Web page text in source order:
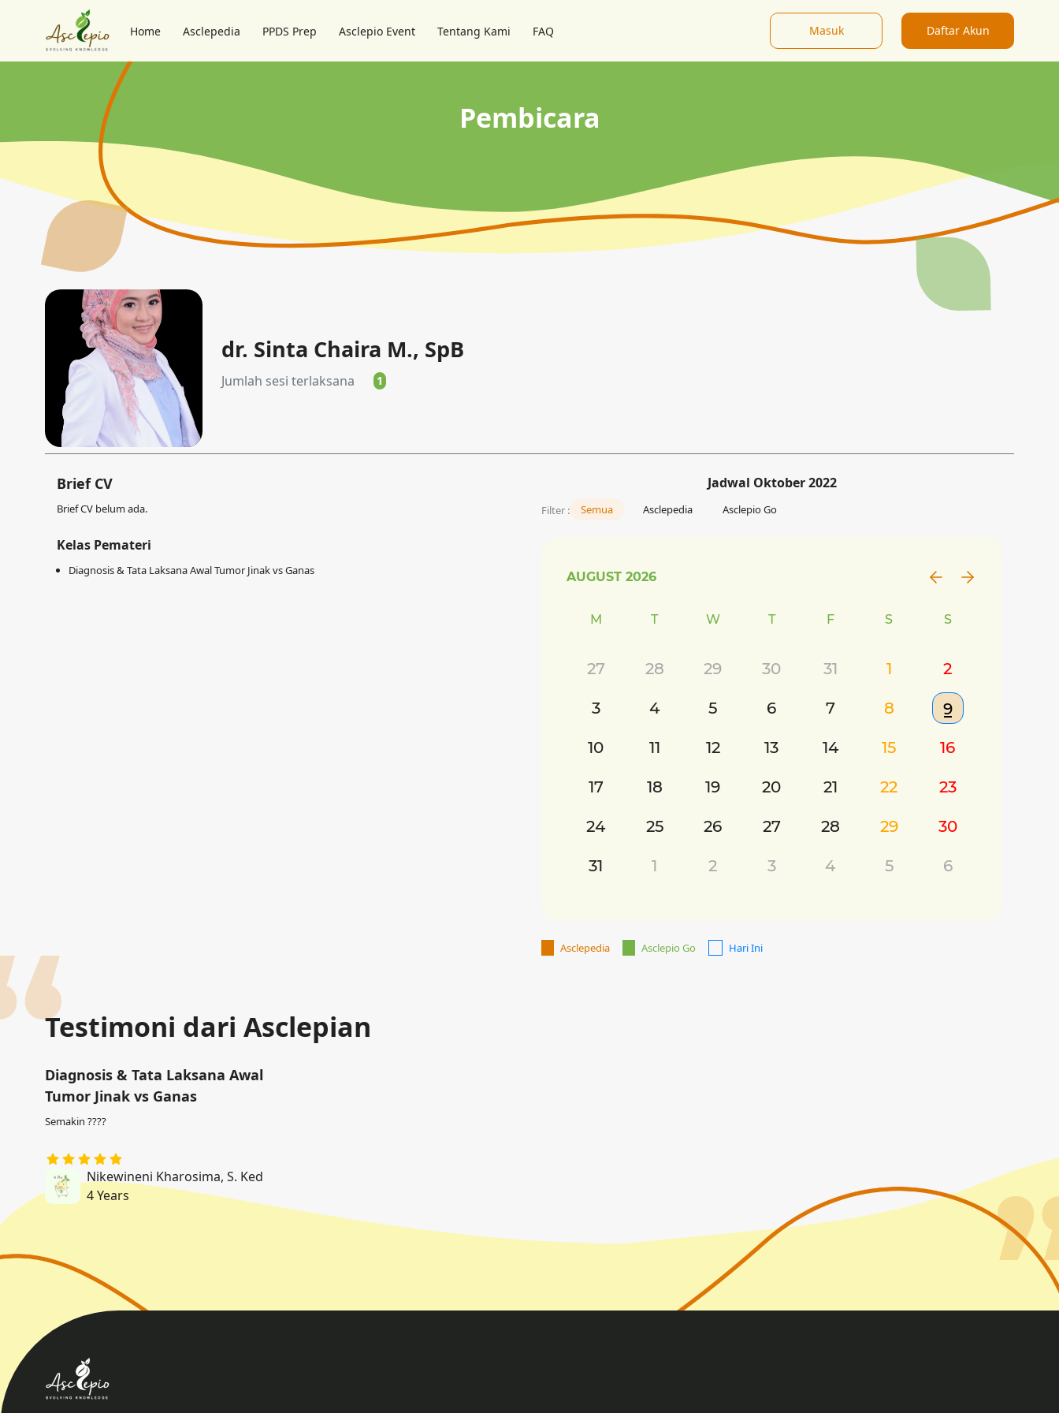
Home Asclepedia PPDS Prep Asclepio Event Tentang Kami FAQ Masuk Daftar Akun
Pembicara
dr. Sinta Chaira M., SpB
Jumlah sesi terlaksana 1
Brief CV
Brief CV belum ada.
Kelas Pemateri
Diagnosis & Tata Laksana Awal Tumor Jinak vs Ganas
Jadwal Oktober 2022
AUGUST 2026
M T W T F S S
27 28 29 30 31 1 2
3 4 5 6 7 8 9
10 11 12 13 14 15 16
17 18 19 20 21 22 23
24 25 26 27 28 29 30
31 1 2 3 4 5 6
Asclepedia Asclepio Go Hari Ini
Filter : Semua Asclepedia Asclepio Go
Testimoni dari Asclepian
Diagnosis & Tata Laksana Awal
Tumor Jinak vs Ganas
Semakin ????
Nikewineni Kharosima, S. Ked
4 Years